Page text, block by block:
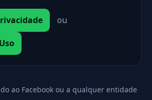
ou
ao Facebook ou a qualquer entidade